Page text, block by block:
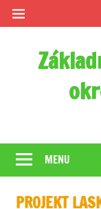
Skip
to
MENU
PROJEKT